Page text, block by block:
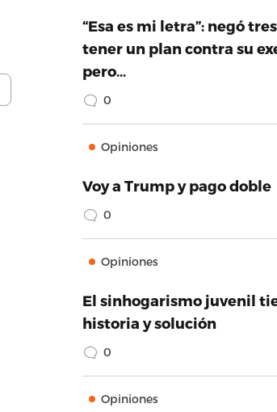
“Esa es mi letra”: negó
tener un plan contra su
pero…
0
Opiniones
Voy a Trump y pago doble
0
Opiniones
El sinhogarismo juvenil
historia y solución
0
Opiniones